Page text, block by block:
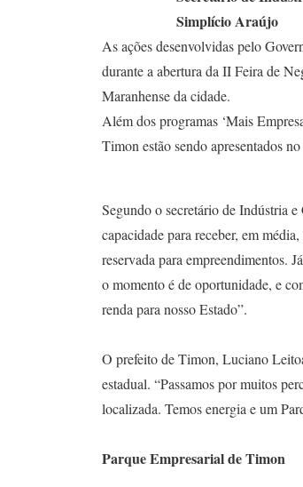
Simplício Araújo
As ações desenvolvidas pelo
durante a abertura da II Feira de
Maranhense da cidade.
Além dos programas ‘Mais
Timon estão sendo apresentados
Segundo o secretário de Indústria
capacidade para receber, em
reservada para empreendimentos.
o momento é de oportunidade, e
renda para nosso Estado”.
O prefeito de Timon, Luciano
estadual. “Passamos por muitos
localizada. Temos energia e um
Parque Empresarial de Timon